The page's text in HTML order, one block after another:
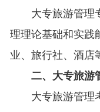
大专旅游管理
理理论基础和实践
业、旅行社、酒店
二、大专旅游
大专旅游管理